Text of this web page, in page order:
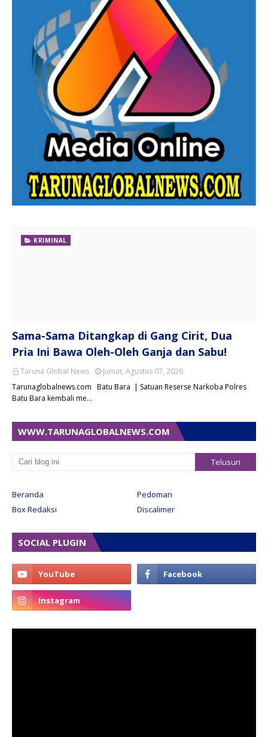
KRIMINAL
Sama-Sama Ditangkap di Gang Cirit, Dua
Pria Ini Bawa Oleh-Oleh Ganja dan Sabu!
Taruna Global News
Jumat, Agustus 07, 2026
Tarunaglobalnews.com Batu Bara | Satuan Reserse Narkoba Polres
Batu Bara kembali me…
WWW.TARUNAGLOBALNEWS.COM
Beranda
Pedoman
Box Redaksi
Discalimer
SOCIAL PLUGIN